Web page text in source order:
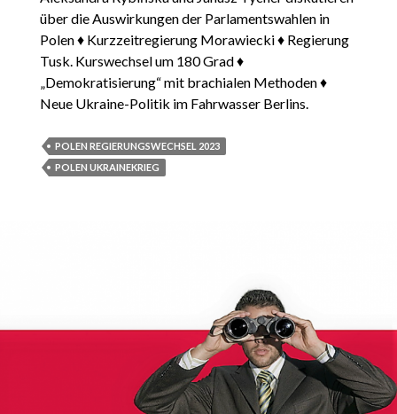
über die Auswirkungen der Parlamentswahlen in
Polen ♦ Kurzzeitregierung Morawiecki ♦ Regierung
Tusk. Kurswechsel um 180 Grad ♦
„Demokratisierung“ mit brachialen Methoden ♦
Neue Ukraine-Politik im Fahrwasser Berlins.
POLEN REGIERUNGSWECHSEL 2023
POLEN UKRAINEKRIEG